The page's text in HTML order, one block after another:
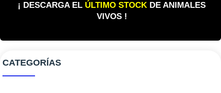
¡ DESCARGA EL ÚLTIMO STOCK DE ANIMALES
VIVOS !
CATEGORÍAS